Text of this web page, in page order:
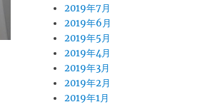
2019年7月
2019年6月
2019年5月
2019年4月
2019年3月
2019年2月
2019年1月